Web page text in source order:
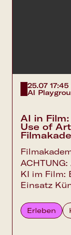
25.07
AI
AI in
Use of
ACHTUNG:
KI im Film:
Einsatz
Erleben